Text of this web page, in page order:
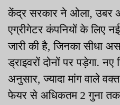
केंद्र सरकार ने ओला, उबर
एग्रीगेटर कंपनियों के लिए
जारी की है, जिनका सीधा
ड्राइवरों दोनों पर पड़ेगा. नए
अनुसार, ज्यादा मांग वाले
फेयर से अधिकतम 2 गुना तक